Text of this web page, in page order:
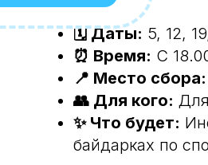
🗓 Даты: 5, 12,
⏰ Время: С
📍 Место сбора:
👥 Для кого:
✨ Что будет:
байдарках по